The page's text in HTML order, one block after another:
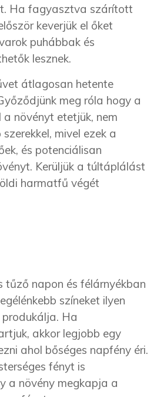
Ha fagyasztva szárított
keverjük el őket
puhábbak és
lesznek.
átlagosan hetente
meg róla hogy a
a növényt etetjük, nem
mivel ezek a
és potenciálisan
Kerüljük a túltáplálást
harmatfű végét
tűző napon és félárnyékban
színeket ilyen
Ha
akkor legjobb egy
ahol bőséges napfény éri.
fényt is
a növény megkapja a